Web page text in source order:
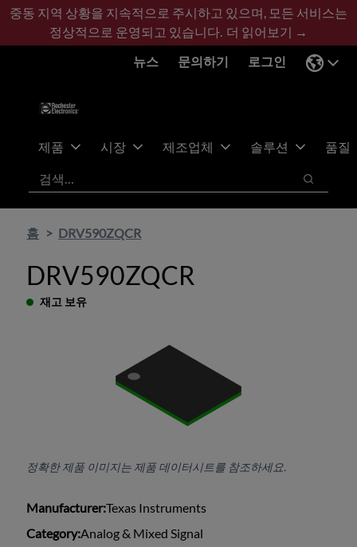
기
콘
바
글
중동 지역 상황을 지속적으로 주시하고 있으며, 모든 서비스는
정상적으로 운영되고 있습니다. 더 읽어보기 →
뉴스
문의하기 로그인
제품 시장 제조업체 솔루션
품질
검색
검색
홈 DRV590ZQCR
DRV590ZQCR
재고 보유
정확한 제품 이미지는 제품 데이터시트를 참조하세요.
Manufacturer:Texas Instruments
Category:Analog & Mixed Signal